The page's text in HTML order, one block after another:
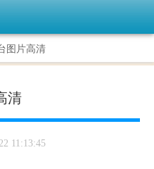
图片高清
清
11:13:45